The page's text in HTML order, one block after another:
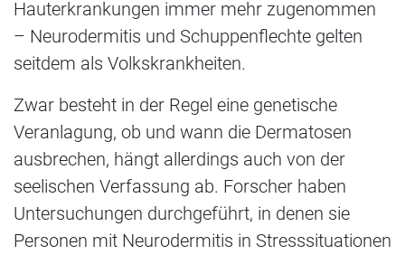
Hauterkrankungen immer mehr zugenommen
– Neurodermitis und Schuppenflechte gelten
seitdem als Volkskrankheiten.
Zwar besteht in der Regel eine genetische
Veranlagung, ob und wann die Dermatosen
ausbrechen, hängt allerdings auch von der
seelischen Verfassung ab. Forscher haben
Untersuchungen durchgeführt, in denen sie
Personen mit Neurodermitis in Stresssituationen